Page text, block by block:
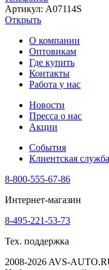
Артикул: A07114S
Открыть
О компании
Оптовикам
Где купить
Контакты
Работа у нас
Новости
Пресса о нас
Акции
События
Клиентская служба
8-800-555-67-86
Интернет-магазин
8-495-221-53-73
Тех. поддержка
2008-2026 AVS-